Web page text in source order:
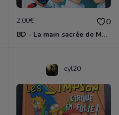
2.00€ 0
BD - La main sacrée de Metallica
cyl20